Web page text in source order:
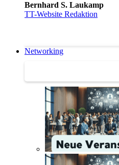
Bernhard S. Laukamp
TT-Website Redaktion
Networking